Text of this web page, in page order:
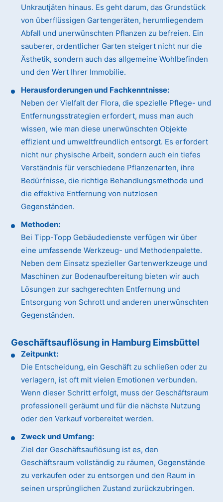
Unkrautjäten hinaus. Es geht darum, das Grundstück
von überflüssigen Gartengeräten, herumliegendem
Abfall und unerwünschten Pflanzen zu befreien. Ein
sauberer, ordentlicher Garten steigert nicht nur die
Ästhetik, sondern auch das allgemeine Wohlbefinden
und den Wert Ihrer Immobilie.
Herausforderungen und Fachkenntnisse:
Neben der Vielfalt der Flora, die spezielle Pflege- und
Entfernungsstrategien erfordert, muss man auch
wissen, wie man diese unerwünschten Objekte
effizient und umweltfreundlich entsorgt. Es erfordert
nicht nur physische Arbeit, sondern auch ein tiefes
Verständnis für verschiedene Pflanzenarten, ihre
Bedürfnisse, die richtige Behandlungsmethode und
die effektive Entfernung von nutzlosen
Gegenständen.
Methoden:
Bei Tipp-Topp Gebäudedienste verfügen wir über
eine umfassende Werkzeug- und Methodenpalette.
Neben dem Einsatz spezieller Gartenwerkzeuge und
Maschinen zur Bodenaufbereitung bieten wir auch
Lösungen zur sachgerechten Entfernung und
Entsorgung von Schrott und anderen unerwünschten
Gegenständen.
Geschäftsauflösung in Hamburg Eimsbüttel
Zeitpunkt:
Die Entscheidung, ein Geschäft zu schließen oder zu
verlagern, ist oft mit vielen Emotionen verbunden.
Wenn dieser Schritt erfolgt, muss der Geschäftsraum
professionell geräumt und für die nächste Nutzung
oder den Verkauf vorbereitet werden.
Zweck und Umfang:
Ziel der Geschäftsauflösung ist es, den
Geschäftsraum vollständig zu räumen, Gegenstände
zu verkaufen oder zu entsorgen und den Raum in
seinen ursprünglichen Zustand zurückzubringen.